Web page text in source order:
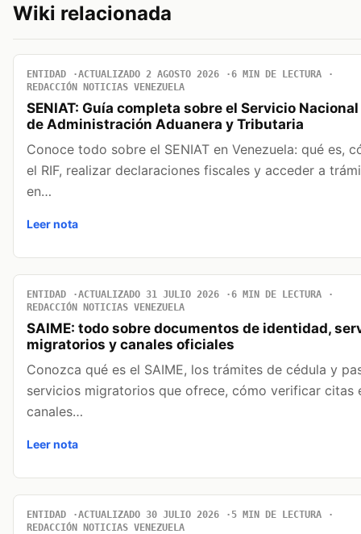
Wiki relacionada
ENTIDAD ACTUALIZADO 2 AGOSTO 2026
6 MIN DE LECTURA
REDACCIÓN NOTICIAS VENEZUELA
SENIAT: Guía completa sobre el Servicio
de Administración Aduanera y Tributaria
Conoce todo sobre el SENIAT en Venezuela: qué es,
el RIF, realizar declaraciones fiscales y acceder a
en…
Leer nota
ENTIDAD ACTUALIZADO 31 JULIO 2026
6 MIN DE LECTURA
REDACCIÓN NOTICIAS VENEZUELA
SAIME: todo sobre documentos de identidad,
migratorios y canales oficiales
Conozca qué es el SAIME, los trámites de cédula y
servicios migratorios que ofrece, cómo verificar citas
canales…
Leer nota
ENTIDAD ACTUALIZADO 30 JULIO 2026
5 MIN DE LECTURA
REDACCIÓN NOTICIAS VENEZUELA